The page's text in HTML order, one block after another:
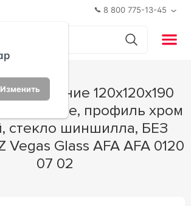
Изменить
8 800 775-13-45
распашные, профиль хром
стекло шиншилла, БЕЗ
Vegas Glass AFA AFA 0120
07 02